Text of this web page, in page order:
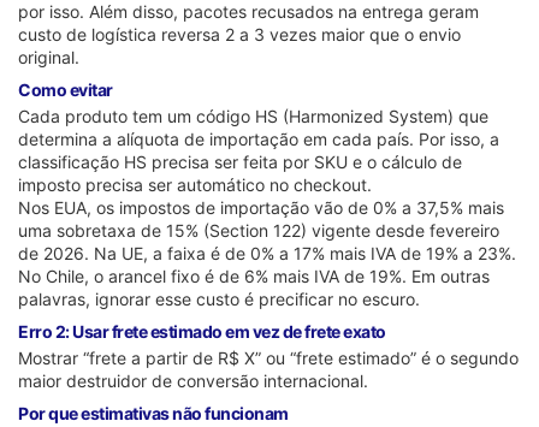
por isso. Além disso, pacotes recusados na entrega geram
custo de logística reversa 2 a 3 vezes maior que o envio
original.
Como evitar
Cada produto tem um código HS (Harmonized System) que
determina a alíquota de importação em cada país. Por isso, a
classificação HS precisa ser feita por SKU e o cálculo de
imposto precisa ser automático no checkout.
Nos EUA, os impostos de importação vão de 0% a 37,5% mais
uma sobretaxa de 15% (Section 122) vigente desde fevereiro
de 2026. Na UE, a faixa é de 0% a 17% mais IVA de 19% a 23%.
No Chile, o arancel fixo é de 6% mais IVA de 19%. Em outras
palavras, ignorar esse custo é precificar no escuro.
Erro 2: Usar frete estimado em vez de frete exato
Mostrar “frete a partir de R$ X” ou “frete estimado” é o segundo
maior destruidor de conversão internacional.
Por que estimativas não funcionam